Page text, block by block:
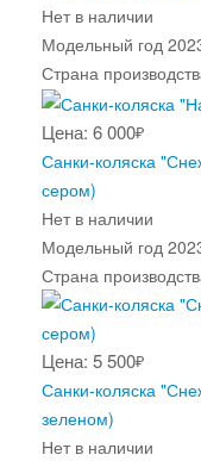
Нет в наличии
Модельный год
Страна
Цена: 6 000₽
Санки-коляска
сером)
Нет в наличии
Модельный год
Страна
Цена: 5 500₽
Санки-коляска
зеленом)
Нет в наличии